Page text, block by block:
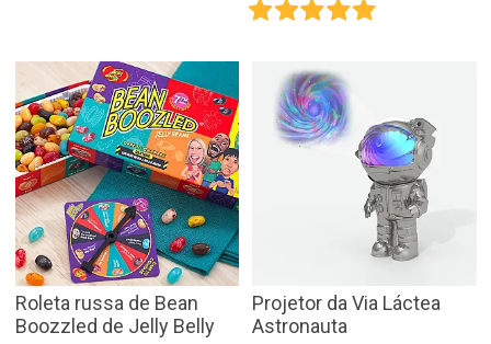
Roleta russa de Bean
Boozzled de Jelly Belly
Projetor da Via Láctea
Astronauta